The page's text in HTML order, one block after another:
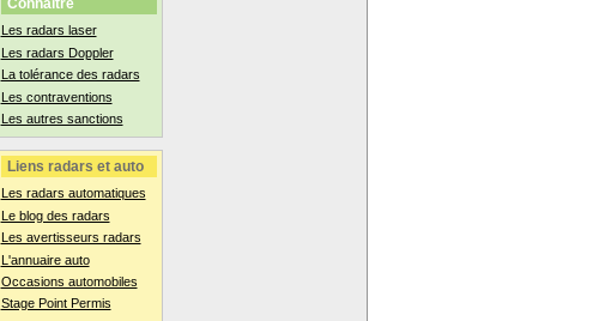
Connaître
Les radars laser
Les radars Doppler
La tolérance des radars
Les contraventions
Les autres sanctions
Liens radars et auto
Les radars automatiques
Le blog des radars
Les avertisseurs radars
L'annuaire auto
Occasions automobiles
Stage Point Permis